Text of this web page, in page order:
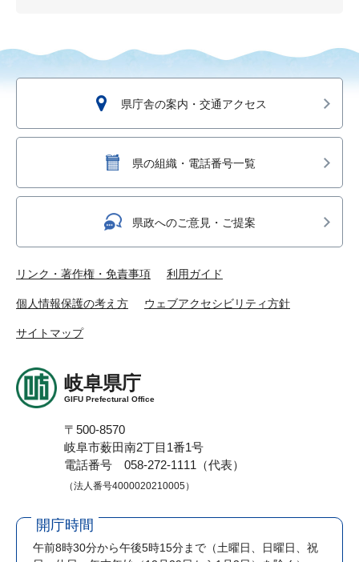
県庁舎の案内・交通アクセス
県の組織・電話番号一覧
県政へのご意見・ご提案
リンク・著作権・免責事項 利用ガイド
個人情報保護の考え方 ウェブアクセシビリティ方針
サイトマップ
岐阜県庁
GIFU Prefectural Office
〒500-8570
岐阜市薮田南2丁目1番1号
電話番号 058-272-1111（代表）
（法人番号4000020210005）
開庁時間
午前8時30分から午後5時15分まで （土曜日、日曜日、祝